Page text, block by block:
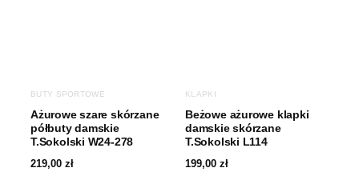
BUTY SPORTOWE
Ażurowe szare skórzane
półbuty damskie
T.Sokolski W24-278
219,00 zł
KLAPKI
Beżowe ażurowe klapki
damskie skórzane
T.Sokolski L114
199,00 zł